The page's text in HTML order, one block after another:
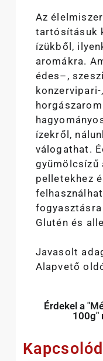
Az
tartósításuk
ízükből,
aromákra.
édes–,
ízekről,
válogathat.
gyümölcsízű
pelletekhez
Glutén és
Javasolt
Alapvető
Érdekel a
100g"